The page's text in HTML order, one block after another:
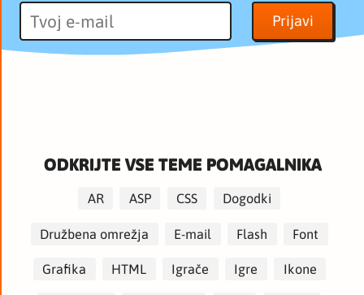
ODKRIJTE VSE TEME POMAGALNIKA
AR ASP CSS Dogodki
Družbena omrežja E-mail Flash Font
Grafika HTML Igrače Igre Ikone